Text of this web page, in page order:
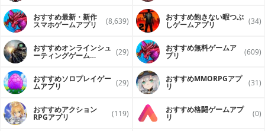
おすすめ最新・新作
スマホゲームアプリ (8,639) おすすめ飽きない暇つぶ
しゲームアプリ (34)
おすすめオンラインシュ
ーティングゲーム (29) おすすめ無料ゲームア
プリ (609)
おすすめソロプレイゲー
ムアプリ (29) おすすめ MMORPGアプ
リ (31)
おすすめアクション
RPGアプリ (119) おすすめ格闘ゲームアプ
リ (0)